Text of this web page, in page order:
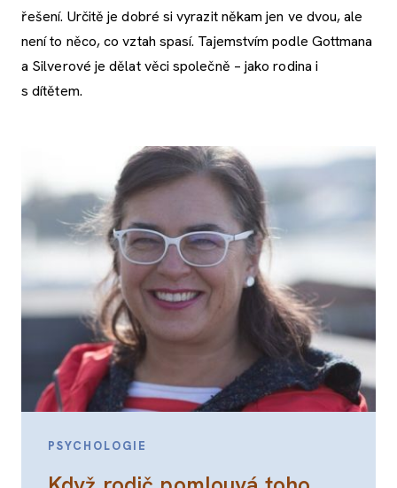
řešení. Určitě je dobré si vyrazit někam jen ve dvou, ale
není to něco, co vztah spasí. Tajemstvím podle Gottmana
a Silverové je dělat věci společně – jako rodina i
s dítětem.
PSYCHOLOGIE